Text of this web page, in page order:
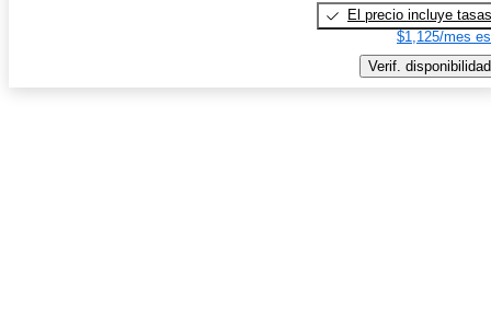
El precio incluye tasas
$1,125/mes
Verif. disponibilidad